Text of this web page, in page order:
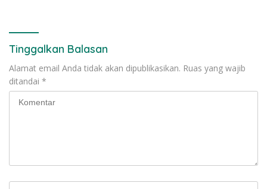
Tinggalkan Balasan
Alamat email Anda tidak akan dipublikasikan. Ruas yang wajib
ditandai *